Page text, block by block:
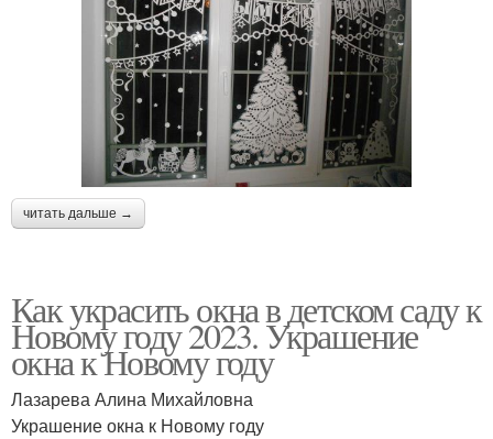
читать дальше →
Как украсить окна в детском саду к
Новому году 2023. Украшение
окна к Новому году
Лазарева Алина Михайловна
Украшение окна к Новому году